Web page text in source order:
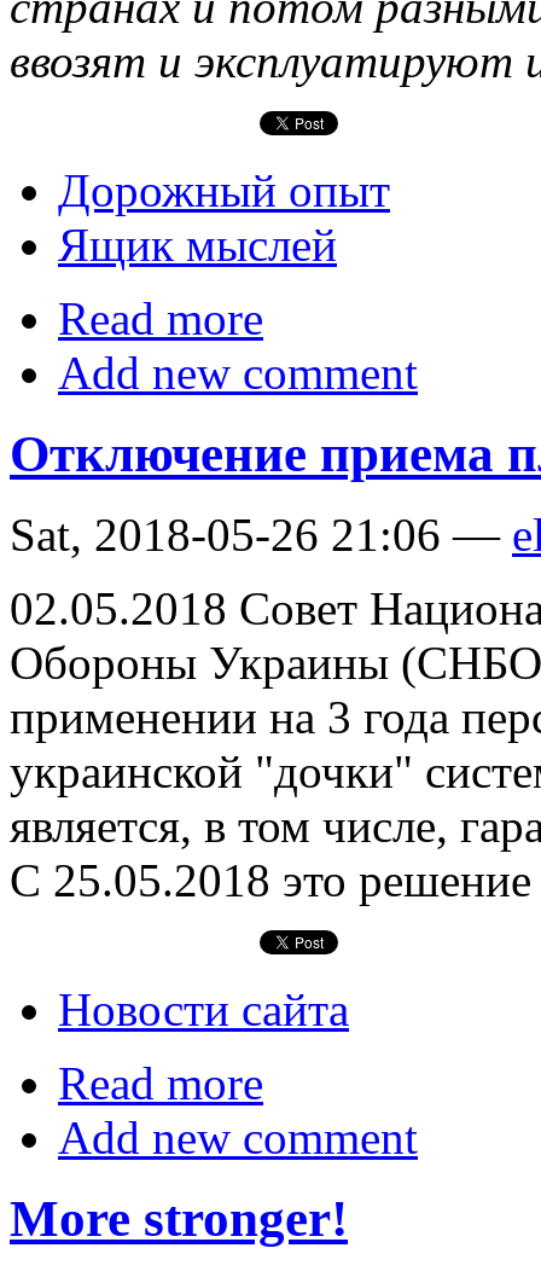
ввозят и эксплуатируют
Дорожный опыт
Ящик мыслей
Read more
Add new comment
Отключение приема
Sat, 2018-05-26 21:06 —
02.05.2018 Совет
Обороны Украины
применении на 3 года
украинской "дочки"
является, в том числе,
С 25.05.2018 это решение
Новости сайта
Read more
Add new comment
More stronger!